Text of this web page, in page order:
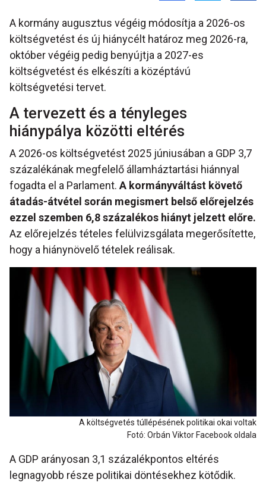
A kormány augusztus végéig módosítja a 2026-os
költségvetést és új hiánycélt határoz meg 2026-ra,
október végéig pedig benyújtja a 2027-es
költségvetést és elkészíti a középtávú
költségvetési tervet.
A tervezett és a tényleges
hiánypálya közötti eltérés
A 2026-os költségvetést 2025 júniusában a GDP 3,7
százalékának megfelelő államháztartási hiánnyal
fogadta el a Parlament. A kormányváltást követő
átadás-átvétel során megismert belső előrejelzés
ezzel szemben 6,8 százalékos hiányt jelzett előre.
Az előrejelzés tételes felülvizsgálata megerősítette,
hogy a hiánynövelő tételek reálisak.
A költségvetés túllépésének politikai okai voltak
Fotó: Orbán Viktor Facebook oldala
A GDP arányosan 3,1 százalékpontos eltérés
legnagyobb része politikai döntésekhez kötődik.